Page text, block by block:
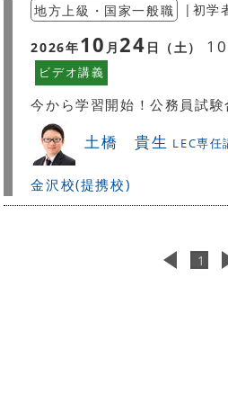
地方上級・国家一般職 | 初学
2026年10 月24 日（土）
ビデオ講義
今から学習開始！公務員試験
土橋 貴生 LEC専任
金沢校(提携校)
1